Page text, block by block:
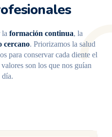
la formación continua, la
cercano. Priorizamos la salud
para conservar cada diente el
son los que nos guían
día.